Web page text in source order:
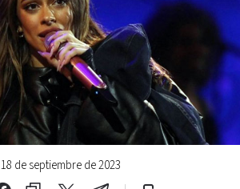
18 de septiembre de 2023